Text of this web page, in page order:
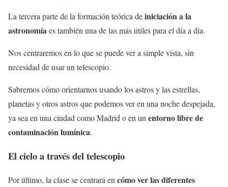
La tercera parte de la formación teórica deiniciación a la
astronomíaes también una de las más útiles para el día a día.
Nos centraremos en lo que se puede ver a simple vista, sin
necesidad de usar un telescopio.
Sabremos cómo orientarnos usando los astros y las estrellas,
planetas y otros astros que podemos ver en una noche despejada,
ya sea en una ciudad como Madrid o en un entorno libre de
contaminación lumínica.
El cielo a través del telescopio
Por último, la clase se centrará en cómo ver las diferentes